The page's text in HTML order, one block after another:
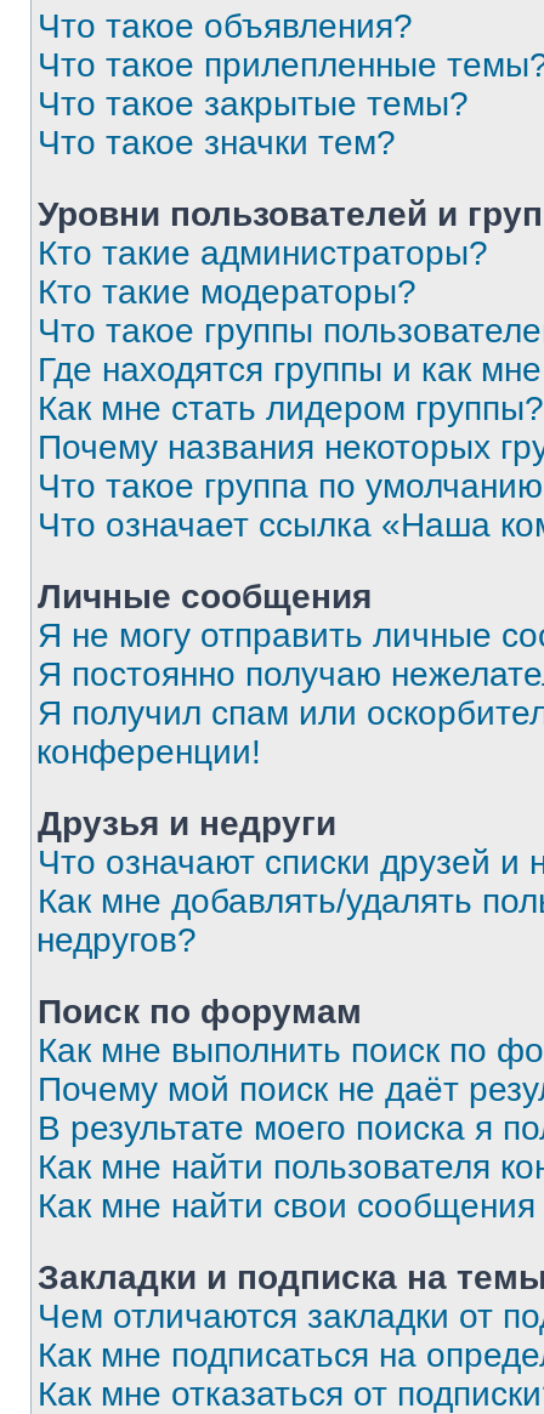
Что такое объявления?
Что такое прилепленные
Что такое закрытые темы?
Что такое значки тем?
Уровни пользователей и
Кто такие администраторы?
Кто такие модераторы?
Что такое группы
Где находятся группы и как
Как мне стать лидером группы?
Почему названия некоторых
Что такое группа по
Что означает ссылка «Наша
Личные сообщения
Я не могу отправить личные
Я постоянно получаю
Я получил спам или
конференции!
Друзья и недруги
Что означают списки друзей и
Как мне добавлять/удалять
недругов?
Поиск по форумам
Как мне выполнить поиск по
Почему мой поиск не даёт
В результате моего поиска я
Как мне найти пользователя
Как мне найти свои
Закладки и подписка на
Чем отличаются закладки от
Как мне подписаться на
Как мне отказаться от